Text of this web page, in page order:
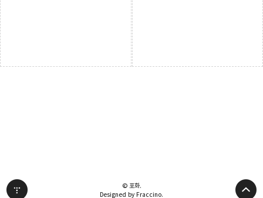
© 포화.
Designed by Fraccino.